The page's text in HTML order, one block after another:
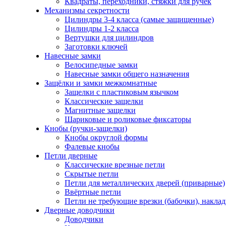
Механизмы секретности
Цилиндры 3-4 класса (самые защищенные)
Цилиндры 1-2 класса
Вертушки для цилиндров
Заготовки ключей
Навесные замки
Велосипедные замки
Навесные замки общего назначения
Защёлки и замки межкомнатные
Защелки с пластиковым язычком
Классические защелки
Магнитные защелки
Шариковые и роликовые фиксаторы
Кнобы (ручки-защелки)
Кнобы округлой формы
Фалевые кнобы
Петли дверные
Классические врезные петли
Скрытые петли
Петли для металлических дверей (приварные)
Ввёртные петли
Петли не требующие врезки (бабочки),
Дверные доводчики
Доводчики